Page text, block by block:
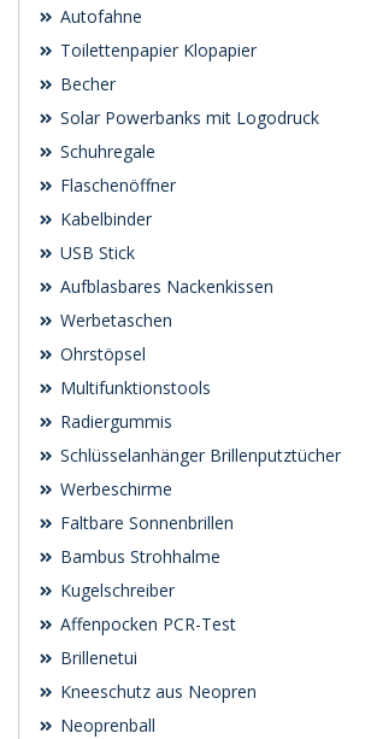
Autofahne
Toilettenpapier Klopapier
Becher
Solar Powerbanks mit Logodruck
Schuhregale
Flaschenöffner
Kabelbinder
USB Stick
Aufblasbares Nackenkissen
Werbetaschen
Ohrstöpsel
Multifunktionstools
Radiergummis
Schlüsselanhänger Brillenputztücher
Werbeschirme
Faltbare Sonnenbrillen
Bambus Strohhalme
Kugelschreiber
Affenpocken PCR-Test
Brillenetui
Kneeschutz aus Neopren
Neoprenball